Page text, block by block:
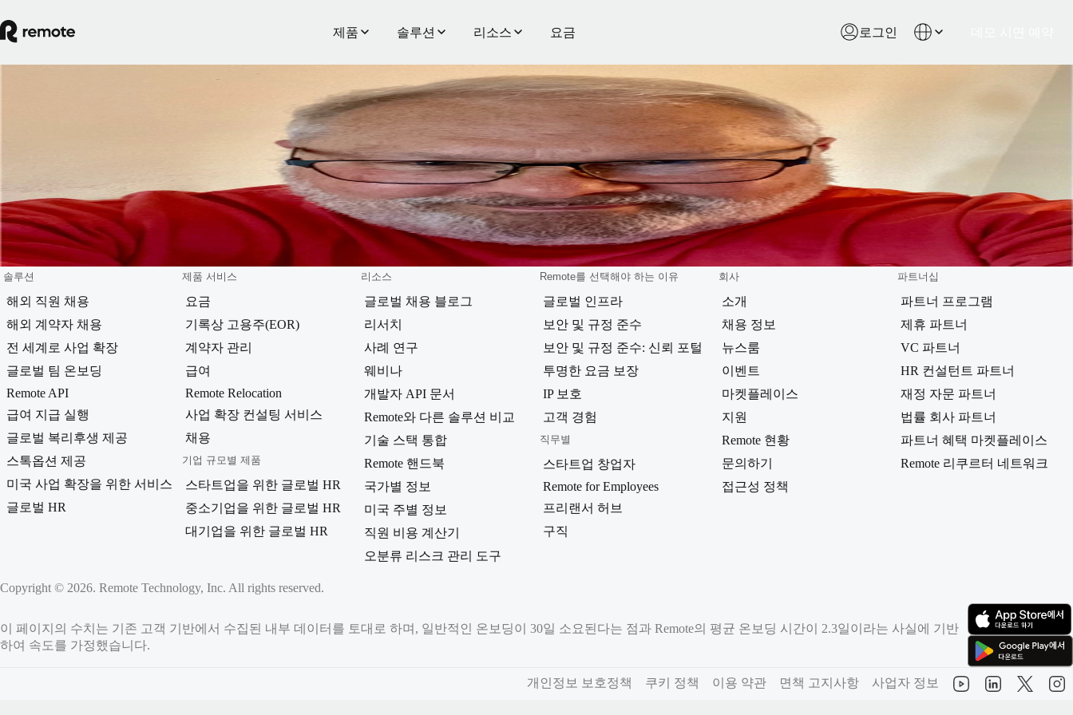
제품 솔루션 리소스 요금 로그인
Bruce는 직원 복지 프로그램의 설계, 구현 및 제공에 있어 선도적인
전문가입니다. Bruce는 법률, 비즈니스, 보험 분야에서 폭넓은 경험을
보유하고 있으며, 공정하고 공평한 글로벌 총 보상 계획을 수립하는
데 열정을 다하고 있습니다.
솔루션
해외 직원 채용
해외 계약자 채용
전 세계로 사업 확장
글로벌 팀 온보딩
Remote API
급여 지급 실행
글로벌 복리후생 제공
스톡옵션 제공
미국 사업 확장을 위한 서비스
글로벌 HR
제품 서비스
요금
기록상 고용주(EOR)
계약자 관리
급여
Remote Relocation
사업 확장 컨설팅 서비스
채용
기업 규모별 제품
스타트업을 위한 글로벌 HR
중소기업을 위한 글로벌 HR
대기업을 위한 글로벌 HR
리소스
글로벌 채용 블로그
리서치
사례 연구
웨비나
개발자 API 문서
Remote와 다른 솔루션 비교
기술 스택 통합
Remote 핸드북
국가별 정보
미국 주별 정보
직원 비용 계산기
오분류 리스크 관리 도구
Remote를 선택해야 하는 이유
글로벌 인프라
보안 및 규정 준수
보안 및 규정 준수: 신뢰 포털
투명한 요금 보장
IP 보호
고객 경험
직무별
스타트업 창업자
Remote for Employees
프리랜서 허브
구직
회사
소개
채용 정보
뉴스룸
이벤트
마켓플레이스
지원
Remote 현황
문의하기
접근성 정책
파트너십
파트너 프로그램
제휴 파트너
VC 파트너
HR 컨설턴트 파트너
재정 자문 파트너
법률 회사 파트너
파트너 혜택 마켓플레이스
Remote 리쿠르터 네트워크
Copyright © 2026. Remote Technology, Inc. All rights reserved.
이 페이지의 수치는 기존 고객 기반에서 수집된 내부 데이터를 토대로 하며, 일반적인 온보딩이 30일 소요된다는 점과 Remote의 평균 온보딩 시간이 2.3일이라는 사실에 기반
하여 속도를 가정했습니다.
（새 탭에서 열림
（새 탭에서 열림
개인정보 보호정책 쿠키 정책 이용 약관 면책 고지사항 사업자 정보